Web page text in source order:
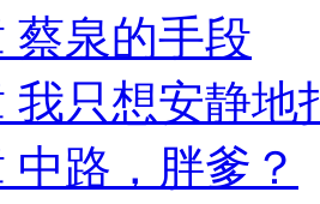
蔡泉的手段
我只想安静地
中路，胖爹？